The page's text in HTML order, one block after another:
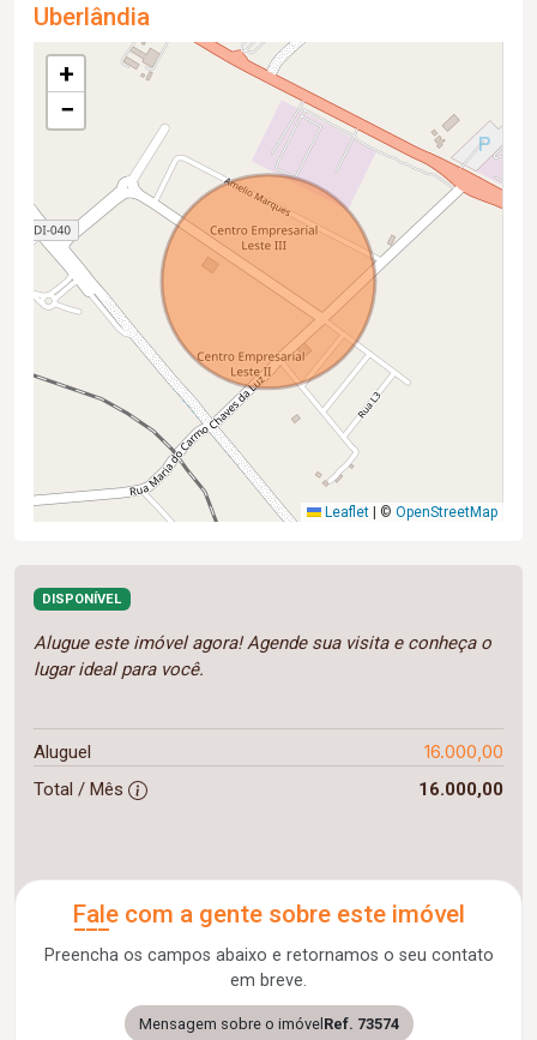
Uberlândia
+
−
Leaflet | © OpenStreetMap
DISPONÍVEL
Alugue este imóvel agora! Agende sua visita e conheça o
lugar ideal para você.
Aluguel 16.000,00
Total / Mês 16.000,00
Fale com a gente sobre este imóvel
Preencha os campos abaixo e retornamos o seu contato
em breve.
Mensagem sobre o imóvelRef. 73574